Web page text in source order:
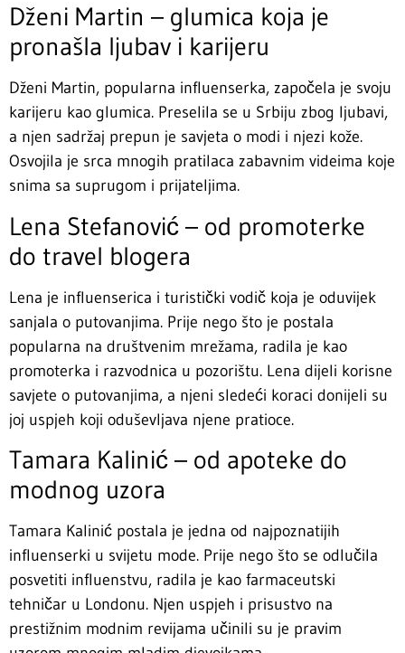
Dženi Martin – glumica koja je
pronašla ljubav i karijeru
Dženi Martin, popularna influenserka, započela je svoju
karijeru kao glumica. Preselila se u Srbiju zbog ljubavi,
a njen sadržaj prepun je savjeta o modi i njezi kože.
Osvojila je srca mnogih pratilaca zabavnim videima koje
snima sa suprugom i prijateljima.
Lena Stefanović – od promoterke
do travel blogera
Lena je influenserica i turistički vodič koja je oduvijek
sanjala o putovanjima. Prije nego što je postala
popularna na društvenim mrežama, radila je kao
promoterka i razvodnica u pozorištu. Lena dijeli korisne
savjete o putovanjima, a njeni sledeći koraci donijeli su
joj uspjeh koji oduševljava njene pratioce.
Tamara Kalinić – od apoteke do
modnog uzora
Tamara Kalinić postala je jedna od najpoznatijih
influenserki u svijetu mode. Prije nego što se odlučila
posvetiti influenstvu, radila je kao farmaceutski
tehničar u Londonu. Njen uspjeh i prisustvo na
prestižnim modnim revijama učinili su je pravim